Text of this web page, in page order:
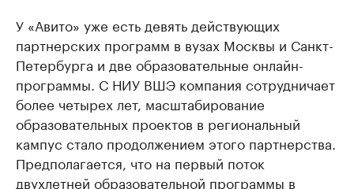
У «Авито» уже есть девять действующих
партнерских программ в вузах Москвы и Санкт-
Петербурга и две образовательные онлайн-
программы. С НИУ ВШЭ компания сотрудничает
более четырех лет, масштабирование
образовательных проектов в региональный
кампус стало продолжением этого партнерства.
Предполагается, что на первый поток
двухлетней образовательной программы в